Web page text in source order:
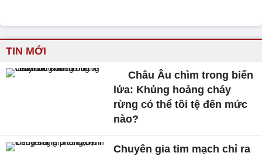
TIN MỚI
Châu Âu chìm trong biển
lửa: Khủng hoảng cháy
rừng có thể tồi tệ đến mức
nào?
Chuyên gia tim mạch chỉ ra